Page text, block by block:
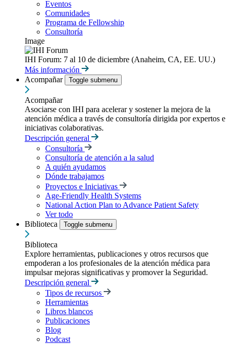
Eventos
Comunidades
Programa de Fellowship
Consultoría
Image
IHI Forum: 7 al 10 de diciembre (Anaheim, CA, EE. UU.)
Más información
Acompañar
Toggle submenu
Acompañar
Asociarse con IHI para acelerar y sostener la mejora de la
atención médica a través de consultoría dirigida por expertos e
iniciativas colaborativas.
Descripción general
Consultoría
Consultoría de atención a la salud
A quién ayudamos
Dónde trabajamos
Proyectos e Iniciativas
Age-Friendly Health Systems
National Action Plan to Advance Patient Safety
Ver todo
Biblioteca
Toggle submenu
Biblioteca
Explore herramientas, publicaciones y otros recursos que
empoderan a los profesionales de la atención médica para
impulsar mejoras significativas y promover la Seguridad.
Descripción general
Tipos de recursos
Herramientas
Libros blancos
Publicaciones
Blog
Podcast